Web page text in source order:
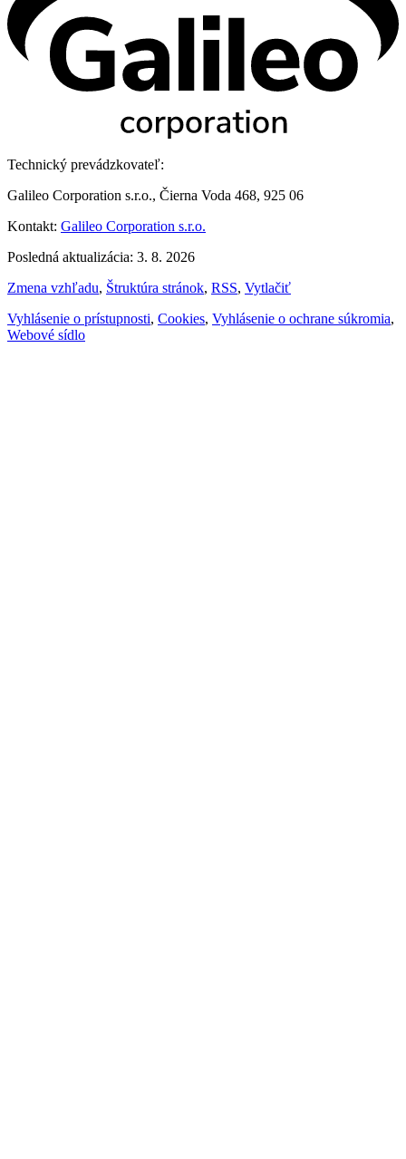
Technický prevádzkovateľ:
Galileo Corporation s.r.o., Čierna Voda 468, 925 06
Kontakt: Galileo Corporation s.r.o.
Posledná aktualizácia: 3. 8. 2026
Zmena vzhľadu, Štruktúra stránok, RSS, Vytlačiť
Vyhlásenie o prístupnosti, Cookies, Vyhlásenie o ochrane súkromia,
Webové sídlo